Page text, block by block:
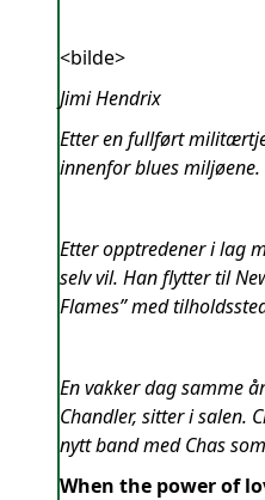
<bilde>
Jimi Hendrix
Etter en fullført
innenfor blues miljøene.
Etter opptredener i lag
selv vil. Han flytter til
Flames” med
En vakker dag samme
Chandler, sitter i salen.
nytt band med Chas
When the power of